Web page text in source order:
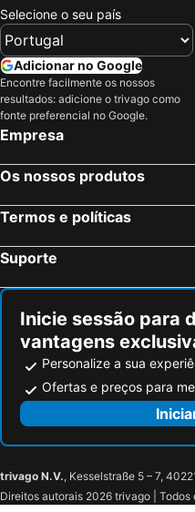
Selecione o seu país
Adicionar no Google
Encontre facilmente os nossos
resultados: adicione o trivago como
fonte preferencial no Google.
Empresa
Os nossos produtos
Termos e políticas
Suporte
Inicie sessão para
vantagens
Personalize a sua
Ofertas e preços para
trivago N.V., Kesselstraße 5 – 7,
Direitos autorais 2026 trivago | Todos